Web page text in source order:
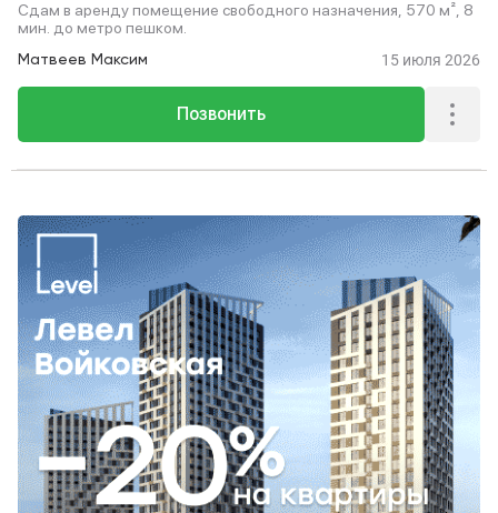
Сдам в аренду помещение свободного назначения, 570 м², 8
мин. до метро пешком.
Позвонить
Матвеев Максим 15 июля 2026